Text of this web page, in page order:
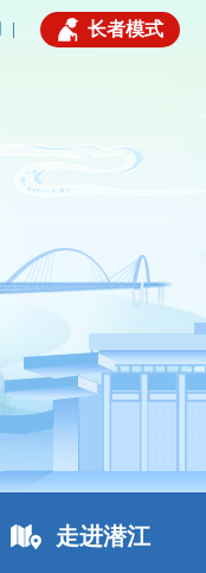
长者模式
走进潜江